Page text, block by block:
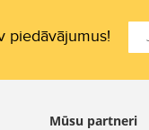
piedāvājumus!
Mūsu partneri